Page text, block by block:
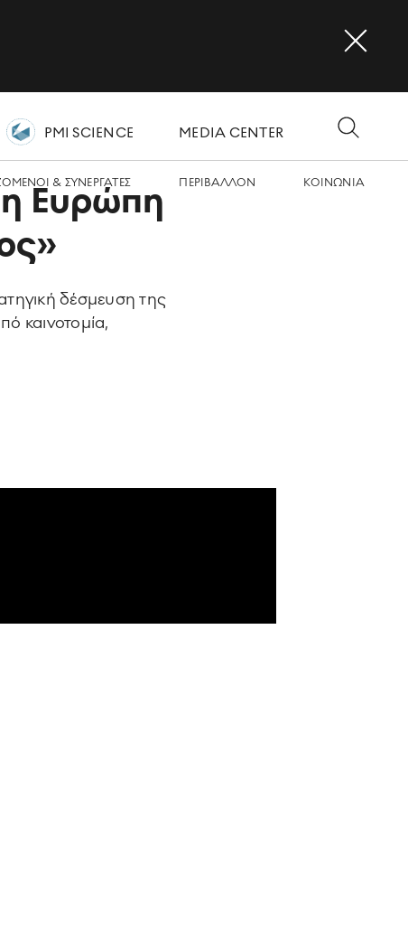
PMI SCIENCE MEDIA CENTER
& ΣΥΝΕΡΓΑΤΕΣ ΠΕΡΙΒΑΛΛΟΝ ΚΟΙΝΩΝΙA
η Ευρώπη
δέσμευση της
καινοτομία,